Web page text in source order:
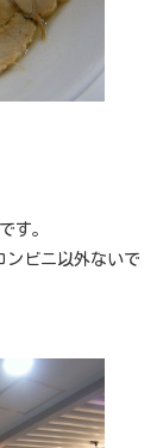
す。
ンビニ以外ないで